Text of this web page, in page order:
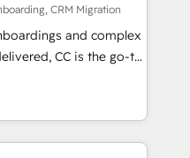
integration of
ecosystem. Would
your inbound
With 125+
the most certified
CRM Migration
and complex
CC is the go-to
ready to
smarter. We specialize
migrations and
Salesforce, NetSuite,